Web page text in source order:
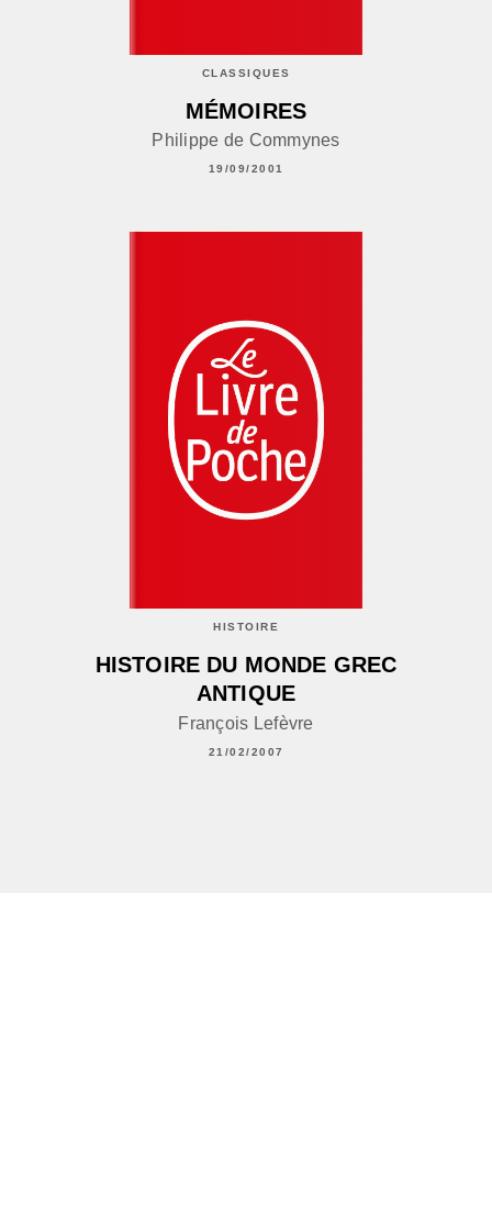
CLASSIQUES
MÉMOIRES
Philippe de Commynes
19/09/2001
HISTOIRE
HISTOIRE DU MONDE GREC
ANTIQUE
François Lefèvre
21/02/2007